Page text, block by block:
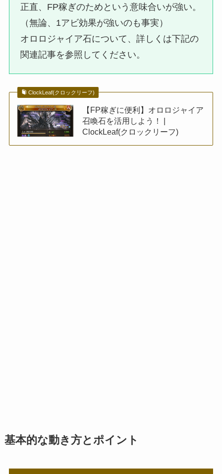
正直、FP稼ぎのためという意味合いが強い。
（無論、1アビ効果が強いのも事実）
オロロジャイア石について、詳しくは下記の
関連記事を参照してください。
ClockLeaf(クロックリーフ)
【FP稼ぎに便利】オロロジャイア
召喚石を活用しよう！ |
ClockLeaf(クロックリーフ)
基本的な動き方とポイント